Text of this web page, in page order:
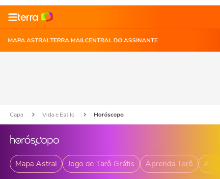
MAPA ASTRALTERRA MAILCENTRAL DO ASSINANTE
Capa Vida e Estilo Horóscopo
Mapa Astral Jogo de Tarô Grátis Aprenda Tarô